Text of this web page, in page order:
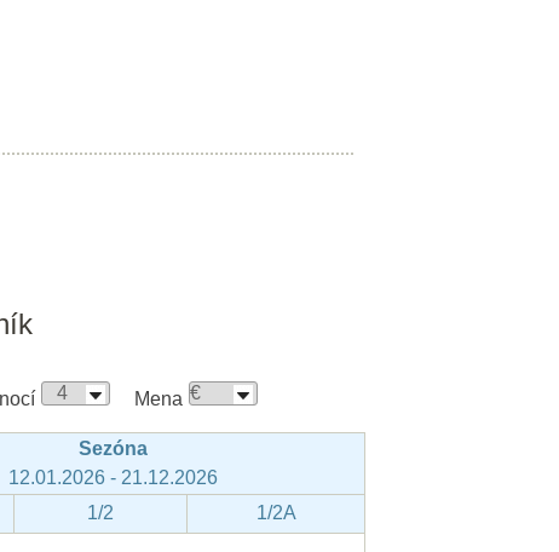
Mena
Sezóna
12.01.2026 - 21.12.2026
1/2
1/2A